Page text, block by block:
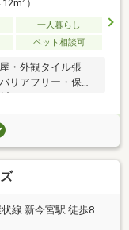
）
一人暮らし
ペット相談可
・外観タイル張
リアフリー・保証
状線 新今宮駅 徒歩8